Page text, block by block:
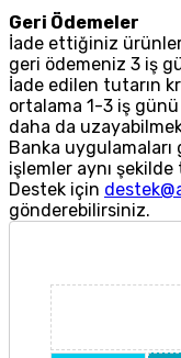
Geri Ödemeler
İade ettiğiniz
geri ödemeniz 3 iş
İade edilen tutarın
ortalama 1-3 iş
daha da
Banka
işlemler aynı
Destek için
gönderebilirsiniz.